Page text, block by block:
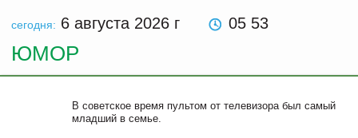
сегодня: 6 августа 2026 г 05:53
ЮМОР
В советское время пультом от телевизора был самый
младший в семье.